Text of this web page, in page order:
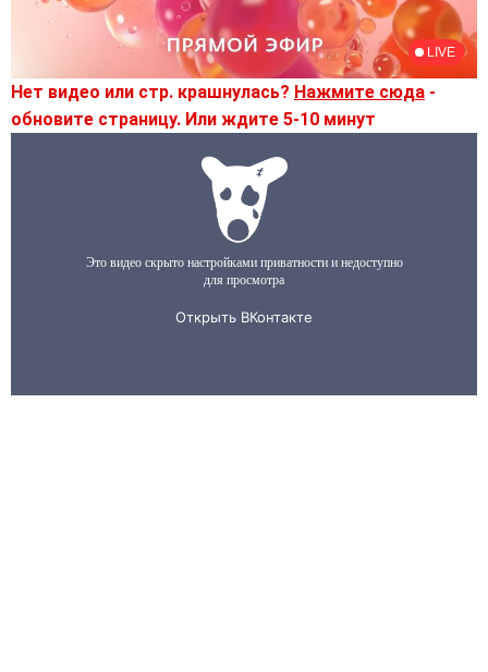
Нет видео или стр. крашнулась? Нажмите сюда -
обновите страницу. Или ждите 5-10 минут